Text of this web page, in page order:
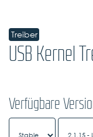
Treiber
USB Kernel
Verfügbare